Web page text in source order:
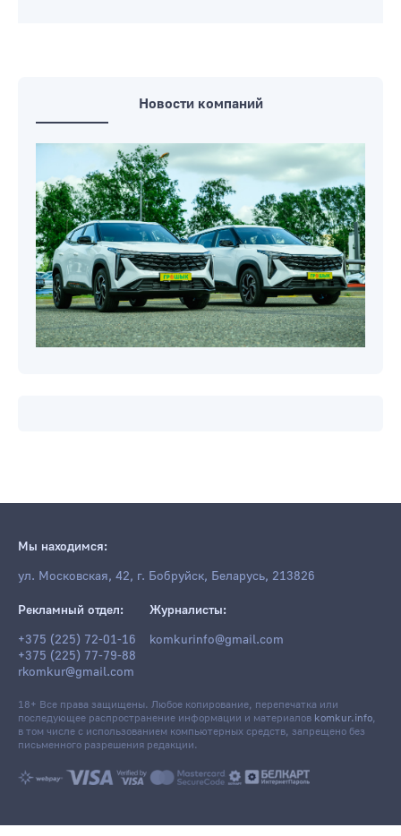
Правы ли они? Знает нотариус
Новости компаний
Мы находимся:
ул. Московская, 42, г. Бобруйск, Беларусь, 213826
Рекламный отдел:
+375 (225) 77-79-88
Журналисты:
18+ Все права защищены. Любое копирование, перепечатка или